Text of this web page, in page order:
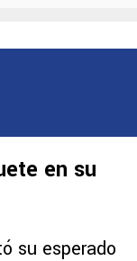
en su
su esperado